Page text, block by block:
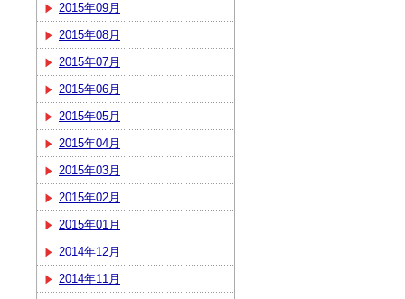
2015年09月
2015年08月
2015年07月
2015年06月
2015年05月
2015年04月
2015年03月
2015年02月
2015年01月
2014年12月
2014年11月